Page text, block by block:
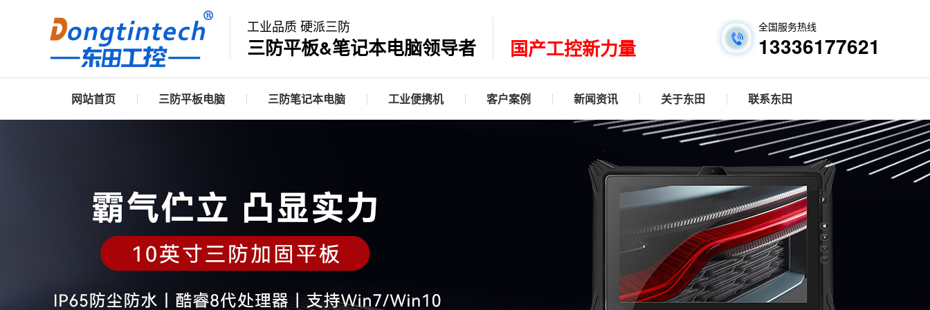
工业品质 硬派三防
三防平板&笔记本电脑领导者 国产工控新力量
全国服务热线
13336177621
网站首页 三防平板电脑 三防笔记本电脑 工业便携机 客户案例 新闻资讯 关于东田 联系东田